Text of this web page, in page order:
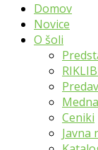
Domov
Novice
O šoli
Ceniki
Javna